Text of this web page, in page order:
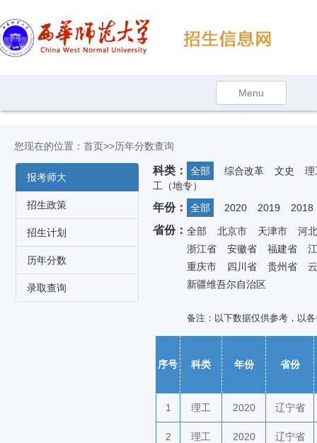
您现在的位置： 首页>>历年分数查询
报考师大
招生政策
招生计划
历年分数
录取查询
科类： 全部 综合改革 文史
理
工（地专）
年份： 全部 2020 2019 2018
省份： 全部 北京市 天津市
河
浙江省
安徽省 福建省
重庆市
四川省 贵州省
新疆维吾尔自治区
备注：以下数据仅供参考，以
序号 科类 年份 省份
1 理工 2020 辽宁省
2 理工 2020 辽宁省